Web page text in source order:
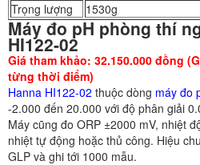
Trọng lượng
1530g
Máy đo pH phòng thí
HI122-02
Giá tham khảo: 32.150.000 đồng
từng thời điểm)
Hanna HI122-02 thuộc dòng máy đo
-2.000 đến 20.000 với độ phân giải
Máy cũng đo ORP ±2000 mV, nhiệt
nhiệt tự động hoặc thủ công. Hiệu
GLP và ghi tới 1000 mẫu.